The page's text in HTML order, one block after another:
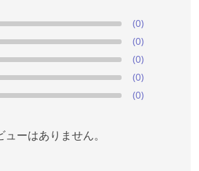
(0)
(0)
(0)
(0)
(0)
ューはありません。